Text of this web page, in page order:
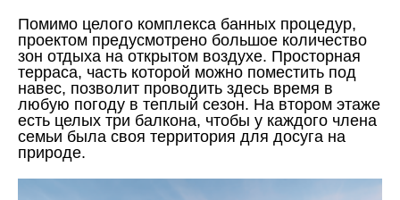
Помимо целого комплекса банных процедур,
проектом предусмотрено большое количество
зон отдыха на открытом воздухе. Просторная
терраса, часть которой можно поместить под
навес, позволит проводить здесь время в
любую погоду в теплый сезон. На втором этаже
есть целых три балкона, чтобы у каждого члена
семьи была своя территория для досуга на
природе.